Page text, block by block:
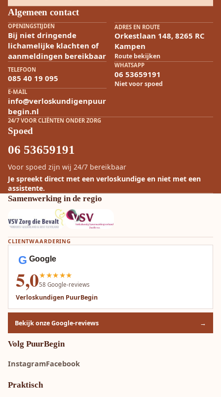
Algemeen contact
OPENINGSTIJDEN
Bij niet dringende
lichamelijke klachten of
aanmeldingen bereikbaar
ADRES EN ROUTE
Orkestlaan 148, 8265 RC
Kampen
Route bekijken
TELEFOON
085 40 19 095
WHATSAPP
06 53659191
Niet voor spoed
E-MAIL
info@verloskundigenpuur
begin.nl
24/7 VOOR CLIËNTEN ONDER ZORG
Spoed
06 53659191
Voor spoed zijn wij 24/7 bereikbaar
Je spreekt direct met een verloskundige en niet met een
assistente.
Samenwerking in de regio
CLIENTWAARDERING
G Google
5,0★★★★★
58 Google-reviews
Verloskundigen PuurBegin
Bekijk onze Google-reviews →
Volg PuurBegin
InstagramFacebook
Praktisch